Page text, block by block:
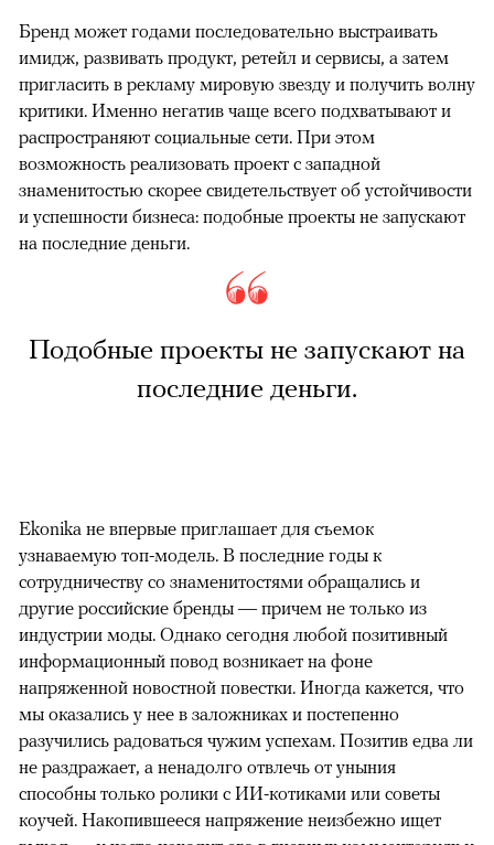
Бренд может годами последовательно выстраивать
имидж, развивать продукт, ретейл и сервисы, а затем
пригласить в рекламу мировую звезду и получить волну
критики. Именно негатив чаще всего подхватывают и
распространяют социальные сети. При этом
возможность реализовать проект с западной
знаменитостью скорее свидетельствует об устойчивости
и успешности бизнеса: подобные проекты не запускают
на последние деньги.
Подобные проекты не запускают на
последние деньги.
Ekonika не впервые приглашает для съемок
узнаваемую топ-модель. В последние годы к
сотрудничеству со знаменитостями обращались и
другие российские бренды — причем не только из
индустрии моды. Однако сегодня любой позитивный
информационный повод возникает на фоне
напряженной новостной повестки. Иногда кажется, что
мы оказались у нее в заложниках и постепенно
разучились радоваться чужим успехам. Позитив едва ли
не раздражает, а ненадолго отвлечь от уныния
способны только ролики с ИИ-котиками или советы
коучей. Накопившееся напряжение неизбежно ищет